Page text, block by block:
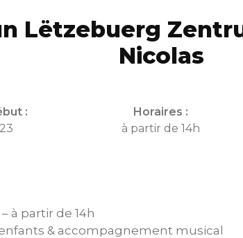
Lëtzebuerg
Nicolas
:
Horaires :
à partir de 14h
à partir de 14h
& accompagnement musical